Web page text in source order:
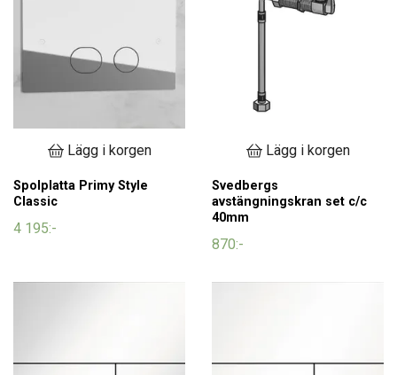
Lägg i korgen
Spolplatta Primy Style
Classic
4 195:-
Lägg i korgen
Svedbergs
avstängningskran set c/c
40mm
870:-